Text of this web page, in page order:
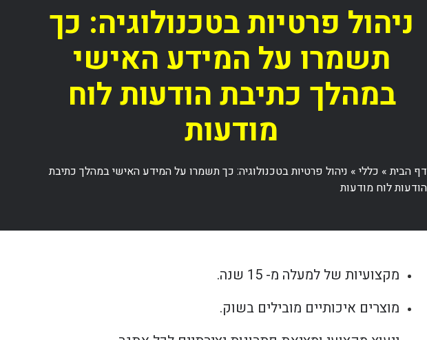
ניהול פרטיות בטכנולוגיה: כך
תשמרו על המידע האישי
במהלך כתיבת הודעות לוח
מודעות
דף הבית» כללי » ניהול פרטיות בטכנולוגיה: כך תשמרו על המידע האישי במהלך כתיבת
הודעות לוח מודעות
מקצועיות של למעלה מ- 15 שנה.
מוצרים איכותיים מובילים בשוק.